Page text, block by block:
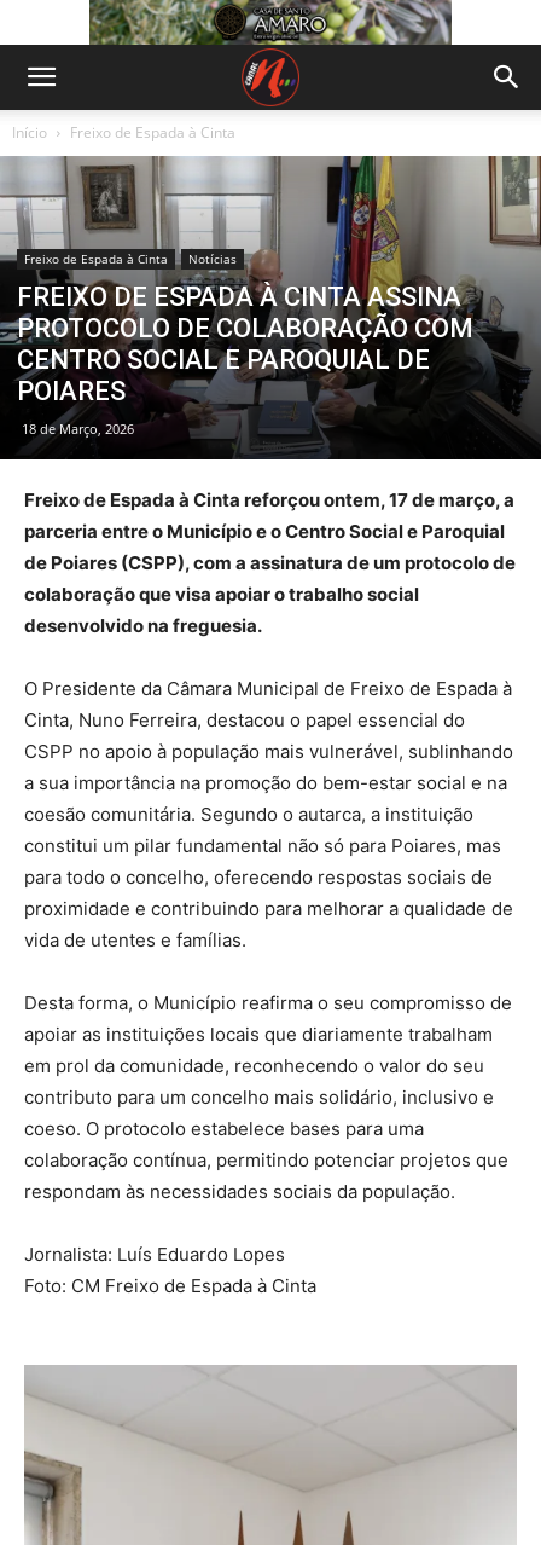
Início Freixo de Espada à Cinta
Freixo de Espada à Cinta Notícias
FREIXO DE ESPADA À CINTA ASSINA
PROTOCOLO DE COLABORAÇÃO COM
CENTRO SOCIAL E PAROQUIAL DE
POIARES
18 de Março, 2026
Freixo de Espada à Cinta reforçou ontem, 17 de março, a
parceria entre o Município e o Centro Social e Paroquial
de Poiares (CSPP), com a assinatura de um protocolo de
colaboração que visa apoiar o trabalho social
desenvolvido na freguesia.
O Presidente da Câmara Municipal de Freixo de Espada à
Cinta, Nuno Ferreira, destacou o papel essencial do
CSPP no apoio à população mais vulnerável, sublinhando
a sua importância na promoção do bem-estar social e na
coesão comunitária. Segundo o autarca, a instituição
constitui um pilar fundamental não só para Poiares, mas
para todo o concelho, oferecendo respostas sociais de
proximidade e contribuindo para melhorar a qualidade de
vida de utentes e famílias.
Desta forma, o Município reafirma o seu compromisso de
apoiar as instituições locais que diariamente trabalham
em prol da comunidade, reconhecendo o valor do seu
contributo para um concelho mais solidário, inclusivo e
coeso. O protocolo estabelece bases para uma
colaboração contínua, permitindo potenciar projetos que
respondam às necessidades sociais da população.
Jornalista: Luís Eduardo Lopes
Foto: CM Freixo de Espada à Cinta